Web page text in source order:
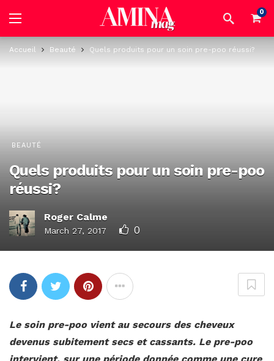
0
Accueil Beauté Quels produits pour un soin pre-poo réussi?
BEAUTÉ
Quels produits pour un soin pre-poo
réussi?
Roger Calme
March 27, 2017 0
Le soin pre-poo vient au secours des cheveux
devenus subitement secs et cassants. Le pre-poo